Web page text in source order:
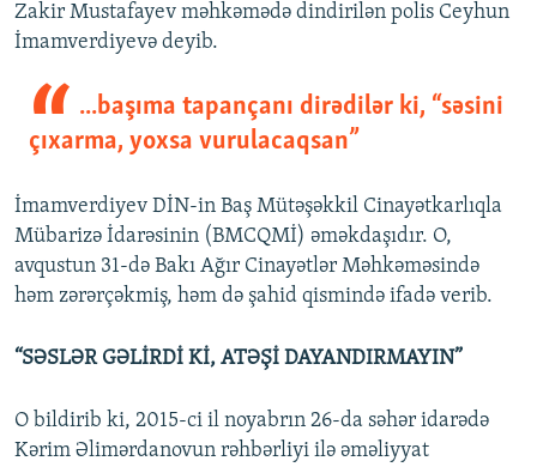
Zakir Mustafayev məhkəmədə dindirilən polis Ceyhun
İmamverdiyevə deyib.
...başıma tapançanı dirədilər ki, “səsini
çıxarma, yoxsa vurulacaqsan”
İmamverdiyev DİN-in Baş Mütəşəkkil Cinayətkarlıqla
Mübarizə İdarəsinin (BMCQMİ) əməkdaşıdır. O,
avqustun 31-də Bakı Ağır Cinayətlər Məhkəməsində
həm zərərçəkmiş, həm də şahid qismində ifadə verib.
“SƏSLƏR GƏLİRDİ Kİ, ATƏŞİ DAYANDIRMAYIN”
O bildirib ki, 2015-ci il noyabrın 26-da səhər idarədə
Kərim Əlimərdanovun rəhbərliyi ilə əməliyyat